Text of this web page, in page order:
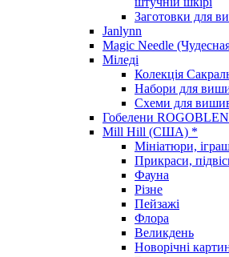
Заготовки для
Janlynn
Magic Needle
Міледі
Колекція
Набори для
Схеми для
Гобелени
Mill Hill (США) *
Мініатюри,
Прикраси,
Фауна
Різне
Пейзажі
Флора
Великдень
Новорічні